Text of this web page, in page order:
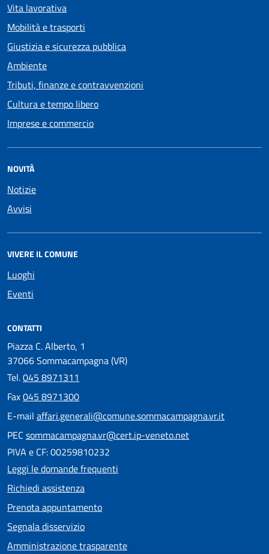
Vita lavorativa
Mobilità e trasporti
Giustizia e sicurezza pubblica
Ambiente
Tributi, finanze e contravvenzioni
Cultura e tempo libero
Imprese e commercio
NOVITÀ
Notizie
Avvisi
VIVERE IL COMUNE
Luoghi
Eventi
CONTATTI
Piazza C. Alberto, 1
37066 Sommacampagna (VR)
Tel.045 8971311
Fax045 8971300
E-mail affari.generali@comune.sommacampagna.vr.it
PEC sommacampagna.vr@cert.ip-veneto.net
PIVA e CF: 00259810232
Leggi le domande frequenti
Richiedi assistenza
Prenota appuntamento
Segnala disservizio
Amministrazione trasparente